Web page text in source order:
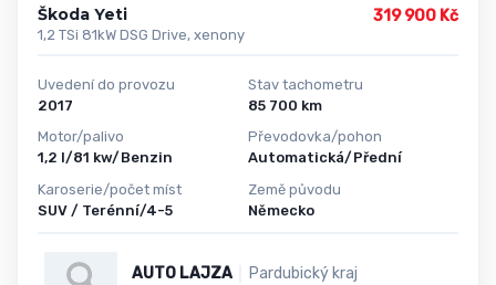
Škoda Yeti
1,2 TSi 81kW DSG Drive, xenony
319 900 Kč
Uvedení do provozu
2017
Motor/palivo
1,2 l/81 kw/Benzin
Karoserie/počet míst
SUV / Terénní/4-5
Stav tachometru
85 700 km
Převodovka/pohon
Automatická/Přední
Země původu
Německo
AUTO LAJZA Pardubický kraj